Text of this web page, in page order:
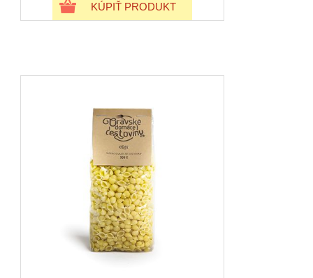
KÚPIŤ PRODUKT